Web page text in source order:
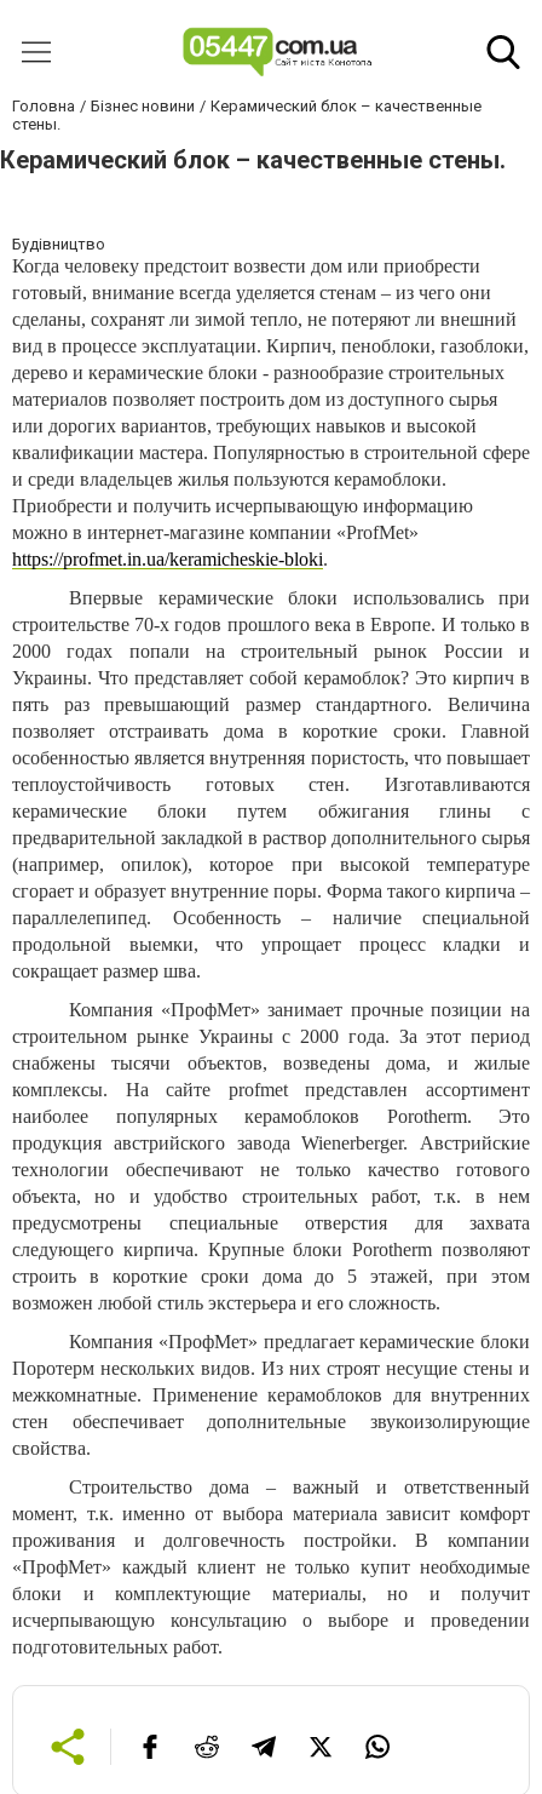
Головна Бізнес новини
Керамический блок – качественные
стены.
Керамический блок – качественные стены.
Будівництво
Когда человеку предстоит возвести дом или приобрести
готовый, внимание всегда уделяется стенам – из чего они
сделаны, сохранят ли зимой тепло, не потеряют ли внешний
вид в процессе эксплуатации. Кирпич, пеноблоки, газоблоки,
дерево и керамические блоки - разнообразие строительных
материалов позволяет построить дом из доступного сырья
или дорогих вариантов, требующих навыков и высокой
квалификации мастера. Популярностью в строительной сфере
и среди владельцев жилья пользуются керамоблоки.
Приобрести и получить исчерпывающую информацию
можно в интернет-магазине компании «ProfMet»
https://profmet.in.ua/keramicheskie-bloki.
Впервые керамические блоки использовались при
строительстве 70-х годов прошлого века в Европе. И только в
2000 годах попали на строительный рынок России и
Украины. Что представляет собой керамоблок? Это кирпич в
пять раз превышающий размер стандартного. Величина
позволяет отстраивать дома в короткие сроки. Главной
особенностью является внутренняя пористость, что повышает
теплоустойчивость готовых стен. Изготавливаются
керамические блоки путем обжигания глины с
предварительной закладкой в раствор дополнительного сырья
(например, опилок), которое при высокой температуре
сгорает и образует внутренние поры. Форма такого кирпича –
параллелепипед. Особенность – наличие специальной
продольной выемки, что упрощает процесс кладки и
сокращает размер шва.
Компания «ПрофМет» занимает прочные позиции на
строительном рынке Украины с 2000 года. За этот период
снабжены тысячи объектов, возведены дома, и жилые
комплексы. На сайте profmet представлен ассортимент
наиболее популярных керамоблоков Porotherm. Это
продукция австрийского заводаWienerberger. Австрийские
технологии обеспечивают не только качество готового
объекта, но и удобство строительных работ, т.к. в нем
предусмотрены специальные отверстия для захвата
следующего кирпича. Крупные блокиPorotherm позволяют
строить в короткие сроки дома до 5 этажей, при этом
возможен любой стиль экстерьера и его сложность.
Компания «ПрофМет» предлагает керамические блоки
Поротерм нескольких видов. Из них строят несущие стены и
межкомнатные. Применение керамоблоков для внутренних
стен обеспечивает дополнительные звукоизолирующие
свойства.
Строительство дома – важный и ответственный
момент, т.к. именно от выбора материала зависит комфорт
проживания и долговечность постройки. В компании
«ПрофМет» каждый клиент не только купит необходимые
блоки и комплектующие материалы, но и получит
исчерпывающую консультацию о выборе и проведении
подготовительных работ.